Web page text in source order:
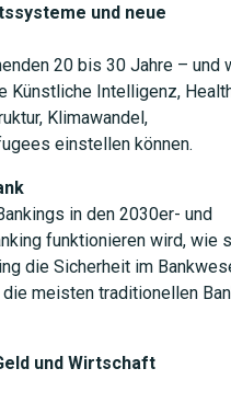
und neue
20 bis 30 Jahre – und
Künstliche Intelligenz,
Klimawandel,
einstellen können.
in den 2030er- und
funktionieren wird, wie
die Sicherheit im
meisten traditionellen
und Wirtschaft